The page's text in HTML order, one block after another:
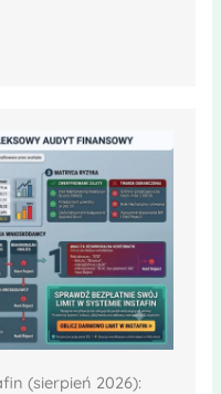
(sierpień 2026):